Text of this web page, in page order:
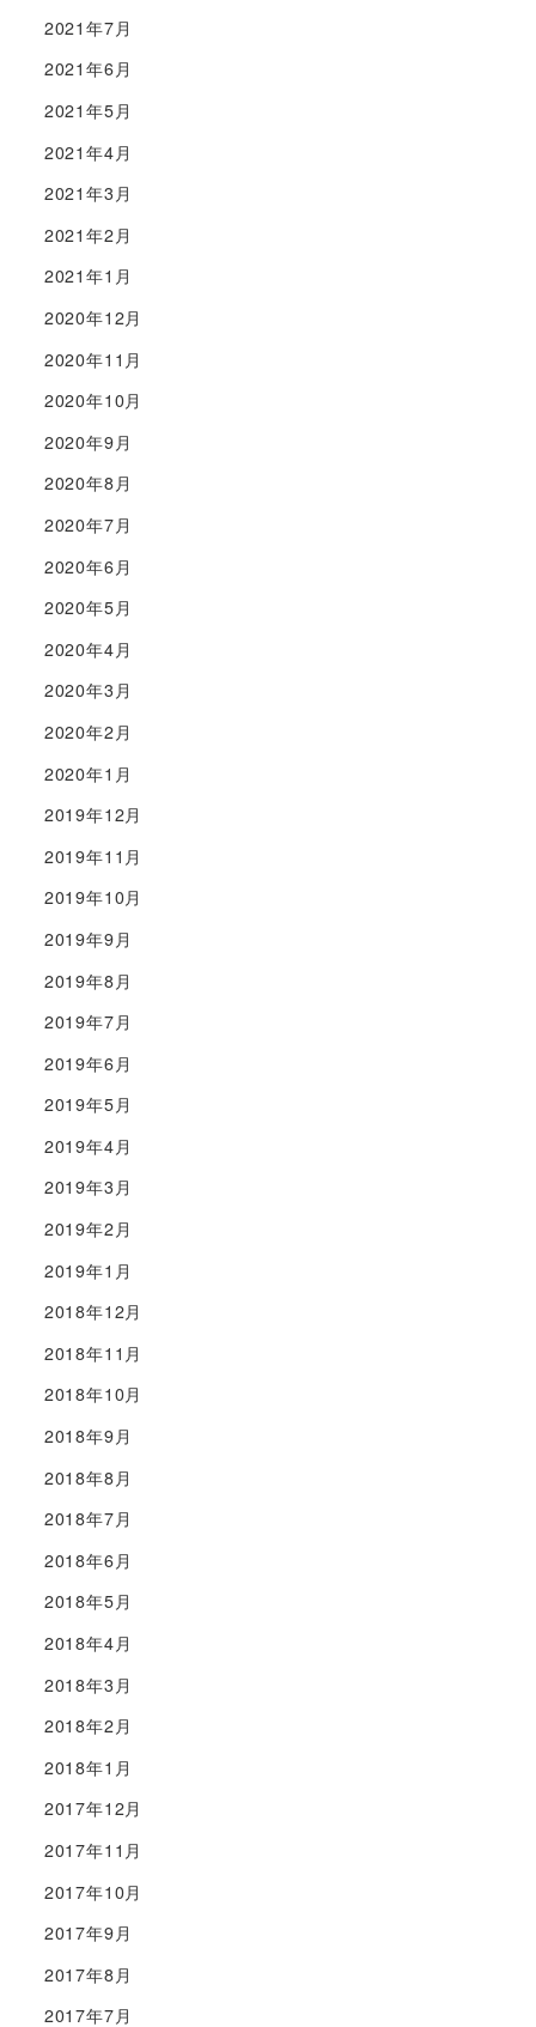
2021年7月
2021年6月
2021年5月
2021年4月
2021年3月
2021年2月
2021年1月
2020年12月
2020年11月
2020年10月
2020年9月
2020年8月
2020年7月
2020年6月
2020年5月
2020年4月
2020年3月
2020年2月
2020年1月
2019年12月
2019年11月
2019年10月
2019年9月
2019年8月
2019年7月
2019年6月
2019年5月
2019年4月
2019年3月
2019年2月
2019年1月
2018年12月
2018年11月
2018年10月
2018年9月
2018年8月
2018年7月
2018年6月
2018年5月
2018年4月
2018年3月
2018年2月
2018年1月
2017年12月
2017年11月
2017年10月
2017年9月
2017年8月
2017年7月